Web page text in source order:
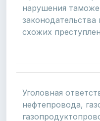
нарушения
законодательства
схожих
Уголовная
нефтепровода,